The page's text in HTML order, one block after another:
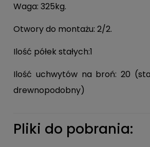
Waga: 325kg.
Otwory do montażu: 2/2.
Ilość półek stałych:1
Ilość uchwytów na broń: 20
drewnopodobny)
Pliki do pobrania: